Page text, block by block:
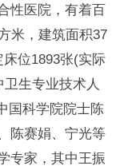
性医院，有着百
米，建筑面积37
位1893张(实际
生专业技术人
国科学院院士陈
陈赛娟、宁光等
专家，其中王振